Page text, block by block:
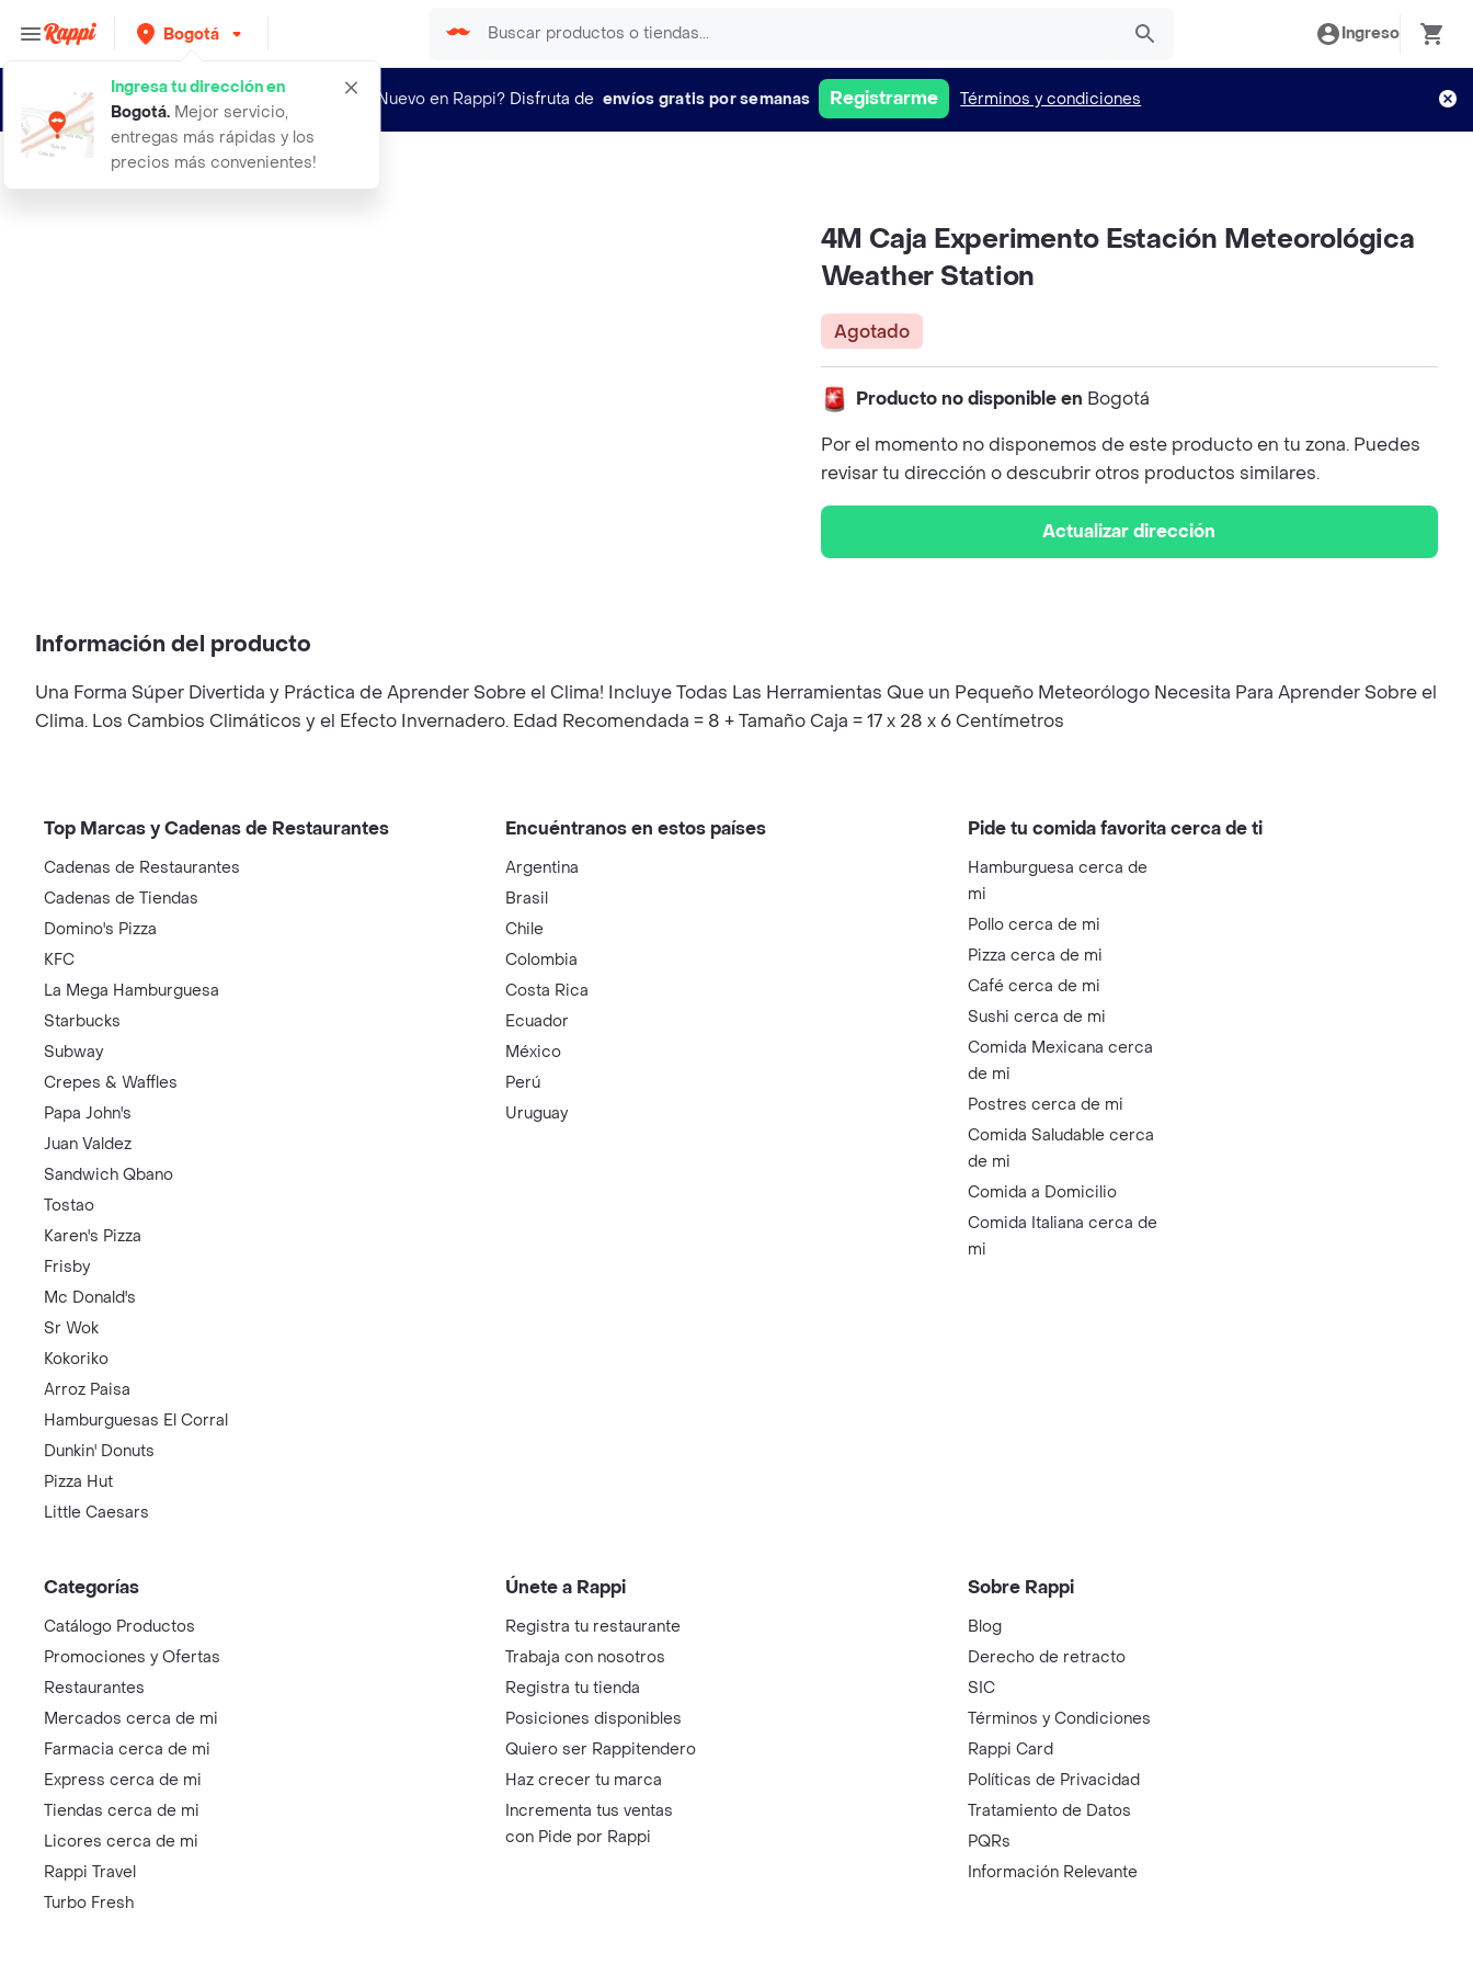
Bogotá
Ingresa tu dirección en
Bogotá. Mejor servicio,
entregas más rápidas y los
precios más convenientes!
Ingreso
¿Nuevo en Rappi? Disfruta de envíos gratis por semanas Registrarme Términos y condiciones
4m caja experimento estacion meteor
4M Caja Experimento Estación Meteorológica
Weather Station
Agotado
Producto no disponible en Bogotá
Por el momento no disponemos de este producto en tu zona. Puedes
revisar tu dirección o descubrir otros productos similares.
Actualizar dirección
Información del producto
Una Forma Súper Divertida y Práctica de Aprender Sobre el Clima! Incluye Todas Las Herramientas Que un Pequeño Meteorólogo Necesita Para Aprender Sobre el
Clima. Los Cambios Climáticos y el Efecto Invernadero. Edad Recomendada = 8 + Tamaño Caja = 17 x 28 x 6 Centímetros
Top Marcas y Cadenas de Restaurantes
Cadenas de Restaurantes
Cadenas de Tiendas
Domino's Pizza
KFC
La Mega Hamburguesa
Starbucks
Subway
Crepes & Waffles
Papa John's
Juan Valdez
Sandwich Qbano
Tostao
Karen's Pizza
Frisby
Mc Donald's
Sr Wok
Kokoriko
Arroz Paisa
Hamburguesas El Corral
Dunkin' Donuts
Pizza Hut
Little Caesars
Encuéntranos en estos países
Argentina
Brasil
Chile
Colombia
Costa Rica
Ecuador
México
Perú
Uruguay
Pide tu comida favorita cerca de ti
Hamburguesa cerca de
mi
Pollo cerca de mi
Pizza cerca de mi
Café cerca de mi
Sushi cerca de mi
Comida Mexicana cerca
de mi
Postres cerca de mi
Comida Saludable cerca
de mi
Comida a Domicilio
Comida Italiana cerca de
mi
Categorías
Catálogo Productos
Promociones y Ofertas
Restaurantes
Mercados cerca de mi
Farmacia cerca de mi
Express cerca de mi
Tiendas cerca de mi
Licores cerca de mi
Rappi Travel
Turbo Fresh
Únete a Rappi
Registra tu restaurante
Trabaja con nosotros
Registra tu tienda
Posiciones disponibles
Quiero ser Rappitendero
Haz crecer tu marca
Incrementa tus ventas
con Pide por Rappi
Sobre Rappi
Blog
Derecho de retracto
SIC
Términos y Condiciones
Rappi Card
Políticas de Privacidad
Tratamiento de Datos
PQRs
Información Relevante